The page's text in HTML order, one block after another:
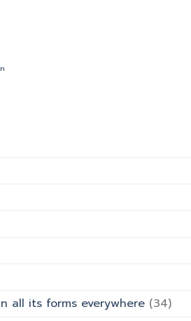
all its forms everywhere (34)